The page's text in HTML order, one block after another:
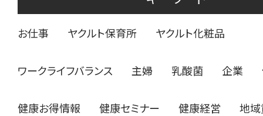
お仕事 ヤクルト保育所 ヤクルト化粧品
ワークライフバランス 主婦 乳酸菌 企業
健康お得情報 健康セミナー 健康経営 地